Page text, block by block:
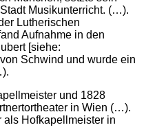
Musikunterricht. (…).
Lutherischen
Aufnahme in den
[siehe:
Schwind und wurde ein
und 1828
in Wien (…).
als Hofkapellmeister in